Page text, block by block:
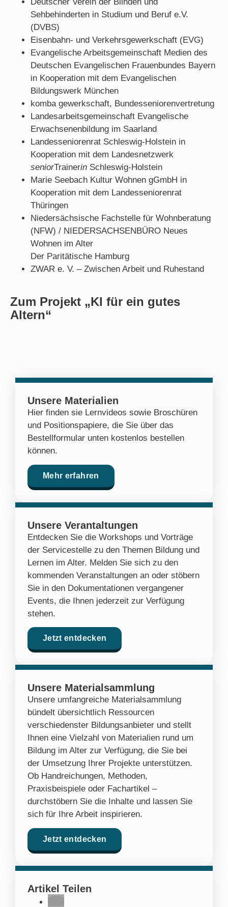
Sehbehinderten in Studium und Beruf e.V.
(DVBS)
Eisenbahn- und Verkehrsgewerkschaft (EVG)
Evangelische Arbeitsgemeinschaft Medien des
Deutschen Evangelischen Frauenbundes Bayern
in Kooperation mit dem Evangelischen
Bildungswerk München
komba gewerkschaft, Bundesseniorenvertretung
Landesarbeitsgemeinschaft Evangelische
Erwachsenenbildung im Saarland
Landesseniorenrat Schleswig-Holstein in
Kooperation mit dem Landesnetzwerk
seniorTrainerin Schleswig-Holstein
Marie Seebach Kultur Wohnen gGmbH in
Kooperation mit dem Landesseniorenrat
Thüringen
Niedersächsische Fachstelle für Wohnberatung
(NFW) / NIEDERSACHSENBÜRO Neues
Wohnen im Alter
Der Paritätische Hamburg
ZWAR e. V. – Zwischen Arbeit und Ruhestand
Zum Projekt „KI für ein gutes
Altern“
Unsere Materialien
Hier finden sie Lernvideos sowie Broschüren
und Positionspapiere, die Sie über das
Bestellformular unten kostenlos bestellen
können.
Mehr erfahren
Unsere Verantaltungen
Entdecken Sie die Workshops und Vorträge
der Servicestelle zu den Themen Bildung und
Lernen im Alter. Melden Sie sich zu den
kommenden Veranstaltungen an oder stöbern
Sie in den Dokumentationen vergangener
Events, die Ihnen jederzeit zur Verfügung
stehen.
Jetzt entdecken
Unsere Materialsammlung
Unsere umfangreiche Materialsammlung
bündelt übersichtlich Ressourcen
verschiedenster Bildungsanbieter und stellt
Ihnen eine Vielzahl von Materialien rund um
Bildung im Alter zur Verfügung, die Sie bei
der Umsetzung Ihrer Projekte unterstützen.
Ob Handreichungen, Methoden,
Praxisbeispiele oder Fachartikel –
durchstöbern Sie die Inhalte und lassen Sie
sich für Ihre Arbeit inspirieren.
Jetzt entdecken
Artikel Teilen